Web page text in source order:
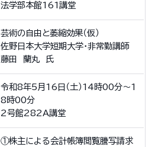
法学部本館161講堂
芸術の自由と萎縮効果（仮）
佐野日本大学短期大学・非常勤講師
藤田 蘭丸 氏
令和8年5月16日（土）14時00分〜1
8時00分
2号館282A講堂
①株主による会計帳簿閲覧謄写請求